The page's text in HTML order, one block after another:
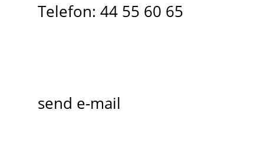
Telefon: 44 55 60 65
send e-mail